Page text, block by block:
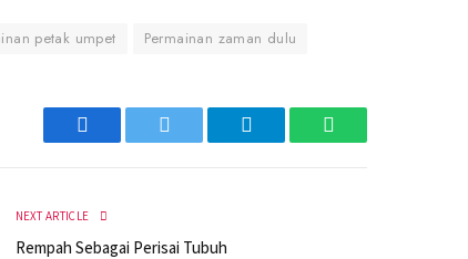
petak umpet Permainan zaman dulu
Facebook Twitter Telegram WhatsApp
NEXT ARTICLE
Rempah Sebagai Perisai Tubuh